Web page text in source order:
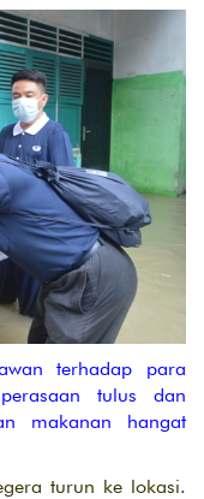
terhadap para
tulus dan
makanan hangat
turun ke lokasi.